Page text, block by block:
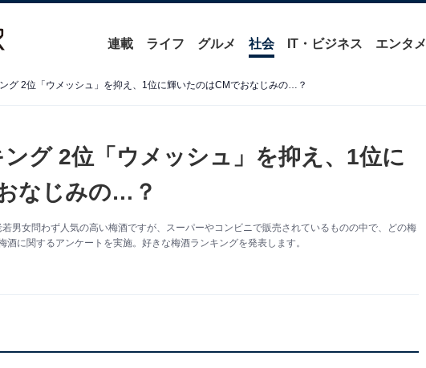
連載 ライフ グルメ 社会 IT・ビジネス エンタメ
グ 2位「ウメッシュ」を抑え、1位に輝いたのはCMでおなじみの…？
グ 2位「ウメッシュ」を抑え、1位に
なじみの…？
男女問わず人気の高い梅酒ですが、スーパーやコンビニで販売されているものの中で、どの梅
に関するアンケートを実施。好きな梅酒ランキングを発表します。